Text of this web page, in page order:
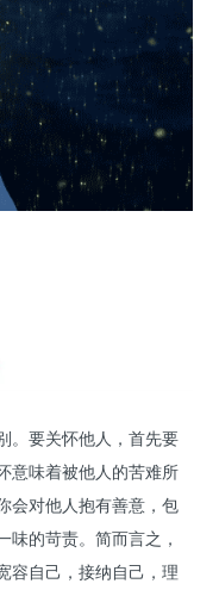
。要关怀他人，首先要
意味着被他人的苦难所
会对他人抱有善意，包
味的苛责。简而言之，
容自己，接纳自己，理